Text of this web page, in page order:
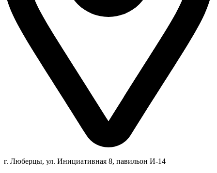
г. Люберцы, ул. Инициативная 8, павильон И-14